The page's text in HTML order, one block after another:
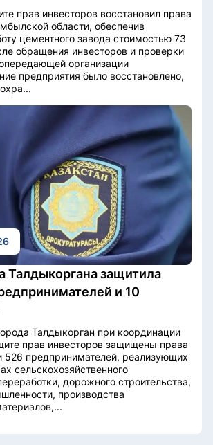
прав инвесторов восстановил права
области, обеспечив
цементного завода стоимостью 73
обращения инвесторов и проверки
организации
предприятия было восстановлено,
Талдыкоргана защитила
и 10
Талдыкорган при координации
прав инвесторов защищены права
526 предпринимателей, реализующих
сельскохозяйственного
дорожного строительства,
производства